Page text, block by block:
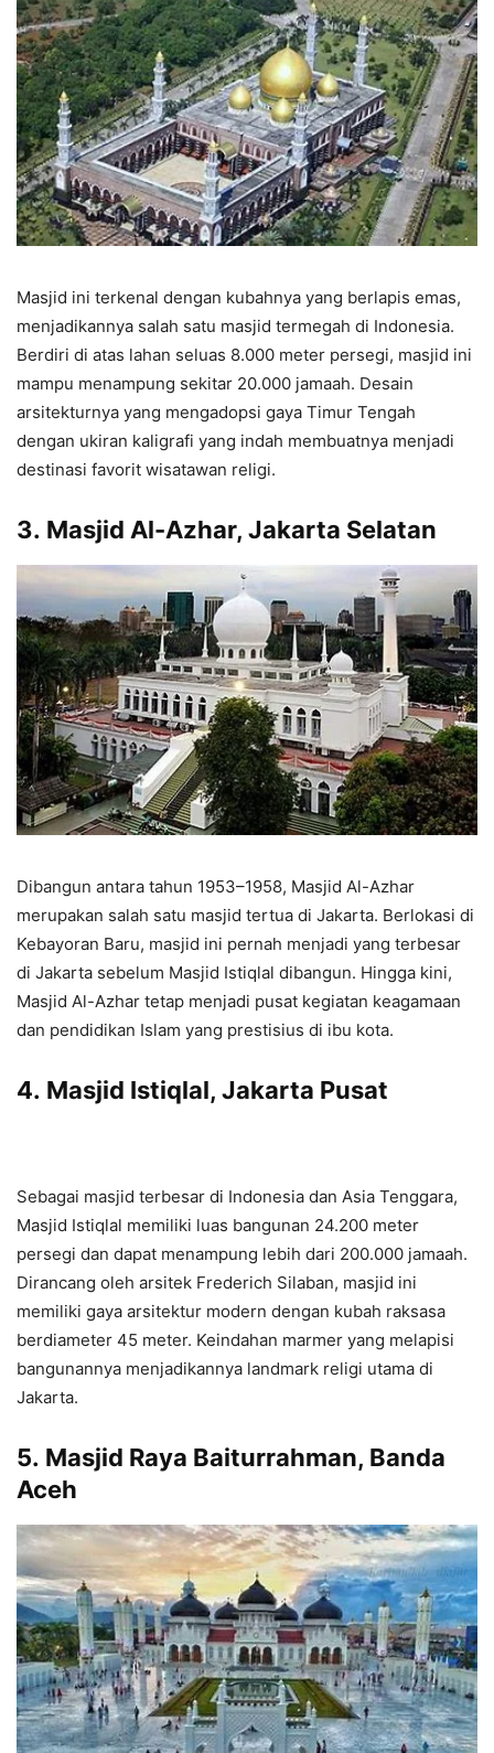
Masjid ini terkenal dengan kubahnya yang berlapis emas,
menjadikannya salah satu masjid termegah di Indonesia.
Berdiri di atas lahan seluas 8.000 meter persegi, masjid ini
mampu menampung sekitar 20.000 jamaah. Desain
arsitekturnya yang mengadopsi gaya Timur Tengah
dengan ukiran kaligrafi yang indah membuatnya menjadi
destinasi favorit wisatawan religi.
3. Masjid Al-Azhar, Jakarta Selatan
Dibangun antara tahun 1953–1958, Masjid Al-Azhar
merupakan salah satu masjid tertua di Jakarta. Berlokasi di
Kebayoran Baru, masjid ini pernah menjadi yang terbesar
di Jakarta sebelum Masjid Istiqlal dibangun. Hingga kini,
Masjid Al-Azhar tetap menjadi pusat kegiatan keagamaan
dan pendidikan Islam yang prestisius di ibu kota.
4. Masjid Istiqlal, Jakarta Pusat
Sebagai masjid terbesar di Indonesia dan Asia Tenggara,
Masjid Istiqlal memiliki luas bangunan 24.200 meter
persegi dan dapat menampung lebih dari 200.000 jamaah.
Dirancang oleh arsitek Frederich Silaban, masjid ini
memiliki gaya arsitektur modern dengan kubah raksasa
berdiameter 45 meter. Keindahan marmer yang melapisi
bangunannya menjadikannya landmark religi utama di
Jakarta.
5. Masjid Raya Baiturrahman, Banda
Aceh